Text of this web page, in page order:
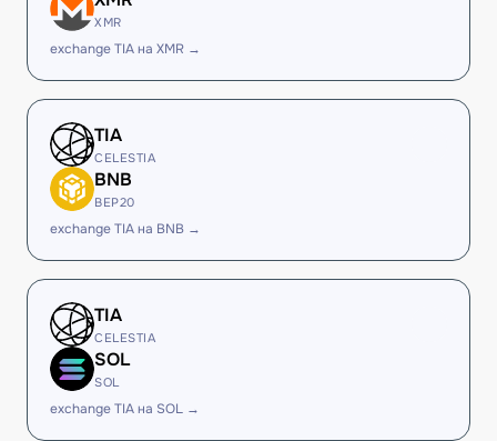
XMR
exchange TIA на XMR →
TIA
CELESTIA
BNB
BEP20
exchange TIA на BNB →
TIA
CELESTIA
SOL
SOL
exchange TIA на SOL →